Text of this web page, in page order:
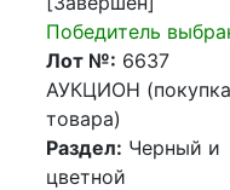
Победитель
Лот №: 6637
АУКЦИОН (покупка
товара)
Раздел: Черный и
цветной